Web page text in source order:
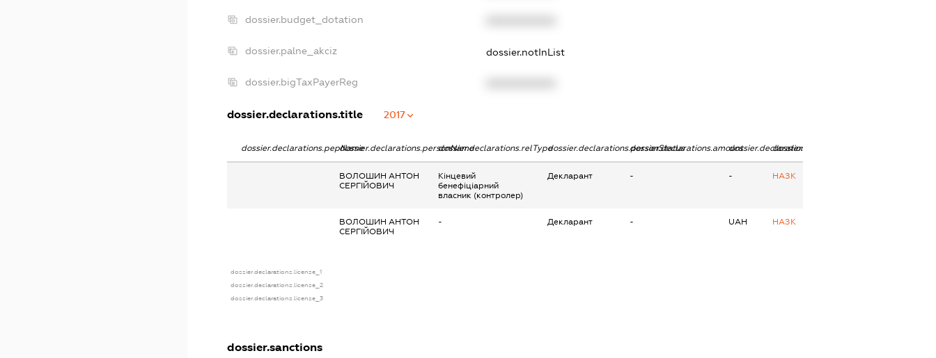
dossier.budget_dotation
dossier.palne_akciz dossier.notInList
dossier.bigTaxPayerReg
dossier.declarations.title 2017
dossier.declarations.pepNamedossier.declarations.personNamedossier.declarations.relTypedossier.declarations.personStatusdossier.declarations.amountdossier.declarations.currency
dossier.declarations.source
ВОЛОШИН АНТОН
СЕРГІЙОВИЧ
Кінцевий
бенефіціарний
власник (контролер)
Декларант - - НАЗК
ВОЛОШИН АНТОН
СЕРГІЙОВИЧ
- Декларант - UAH НАЗК
dossier.declarations.license_1
dossier.declarations.license_2
dossier.declarations.license_3
dossier.sanctions